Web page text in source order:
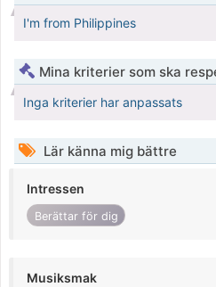
I'm from Philippines
Mina kriterier som ska
Inga kriterier har anpassats
Lär känna mig bättre
Intressen
Berättar för dig
Musiksmak